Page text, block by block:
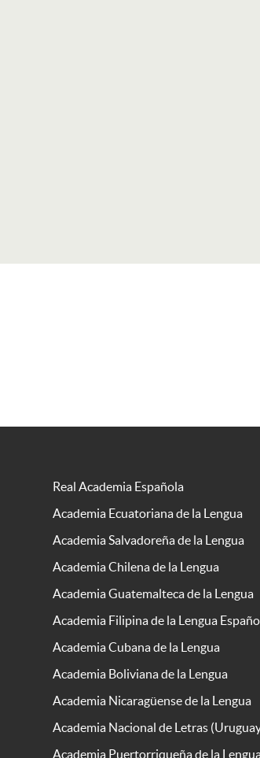
Real Academia Española
Academia Ecuatoriana de la Lengua
Academia Salvadoreña de la Lengua
Academia Chilena de la Lengua
Academia Guatemalteca de la Lengua
Academia Filipina de la Lengua
Academia Cubana de la Lengua
Academia Boliviana de la Lengua
Academia Nicaragüense de la Lengua
Academia Nacional de Letras
Academia Puertorriqueña de la